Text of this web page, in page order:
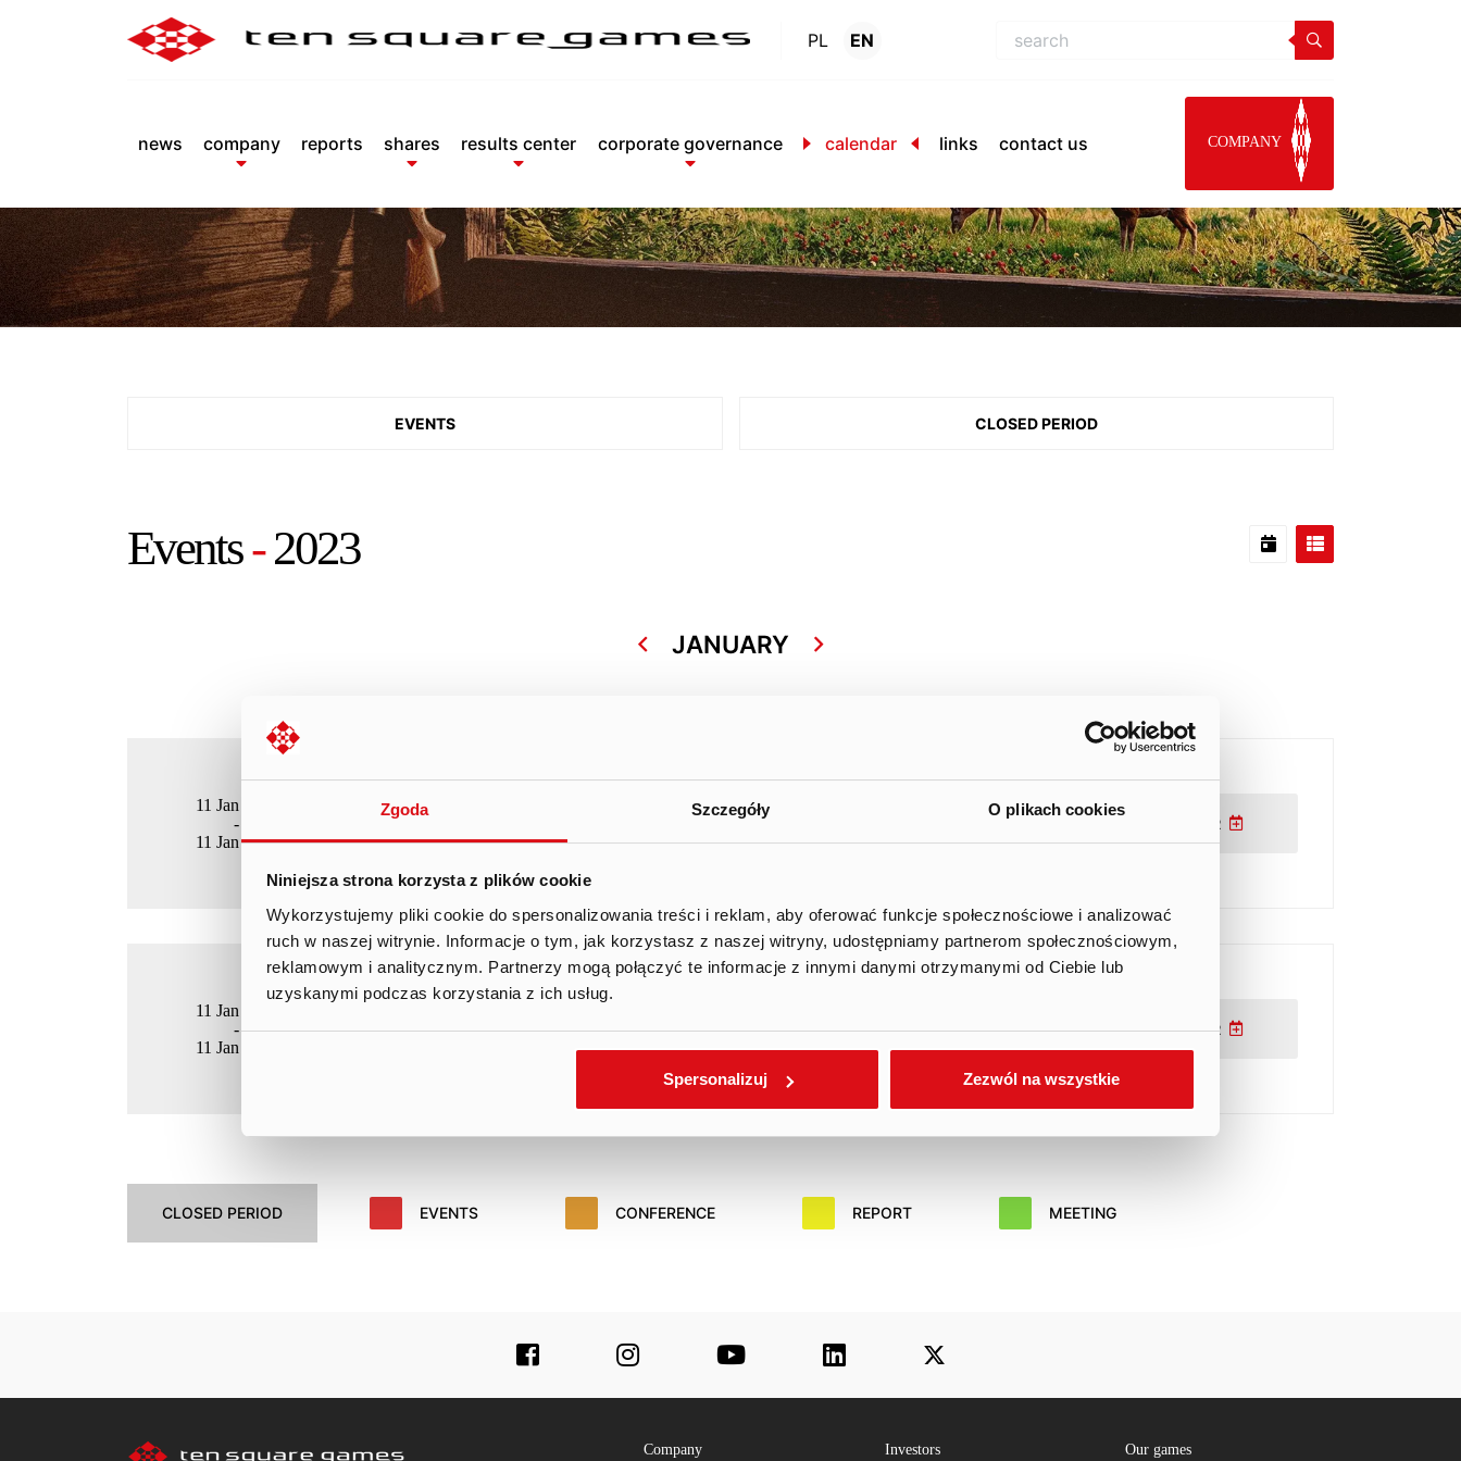
Zgoda Szczegóły O plikach cookies
Niniejsza strona korzysta z plików cookie
Wykorzystujemy pliki cookie do spersonalizowania treści i reklam, aby oferować funkcje społecznościowe i analizować
ruch w naszej witrynie. Informacje o tym, jak korzystasz z naszej witryny, udostępniamy partnerom społecznościowym,
reklamowym i analitycznym. Partnerzy mogą połączyć te informacje z innymi danymi otrzymanymi od Ciebie lub
uzyskanymi podczas korzystania z ich usług.
Spersonalizuj Zezwól na wszystkie
PL EN
news company reports shares results center corporate governance calendar links contact us COMPANY
Calendar.
EVENTS CLOSED PERIOD
Events-2023
JANUARY
11 Jan 2023
-
11 Jan 2023
DM BOŚ (online) “Growth Prospects 2023” ADD TO CALENDAR
11 Jan 2023
-
11 Jan 2023
ADD TO CALENDAR
CLOSED PERIOD EVENTS CONFERENCE REPORT MEETING
Company Investors Our games